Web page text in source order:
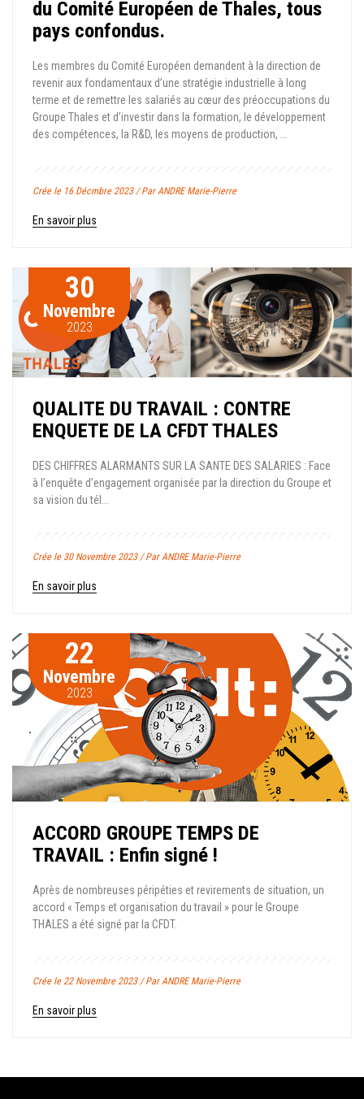
du Comité Européen de Thales, tous
pays confondus.
Les membres du Comité Européen demandent à la direction de
revenir aux fondamentaux d’une stratégie industrielle à long
terme et de remettre les salariés au cœur des préoccupations du
Groupe Thales et d’investir dans la formation, le développement
des compétences, la R&D, les moyens de production, …
Crée le 16 Décmbre 2023 / Par ANDRE Marie-Pierre
En savoir plus
30
Novembre
2023
QUALITE DU TRAVAIL : CONTRE
ENQUETE DE LA CFDT THALES
DES CHIFFRES ALARMANTS SUR LA SANTE DES SALARIES : Face
à l’enquête d’engagement organisée par la direction du Groupe et
sa vision du tél...
Crée le 30 Novembre 2023 / Par ANDRE Marie-Pierre
En savoir plus
22
Novembre
2023
ACCORD GROUPE TEMPS DE
TRAVAIL : Enfin signé !
Après de nombreuses péripéties et revirements de situation, un
accord « Temps et organisation du travail » pour le Groupe
THALES a été signé par la CFDT.
Crée le 22 Novembre 2023 / Par ANDRE Marie-Pierre
En savoir plus